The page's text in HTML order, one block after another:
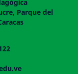
Parque del